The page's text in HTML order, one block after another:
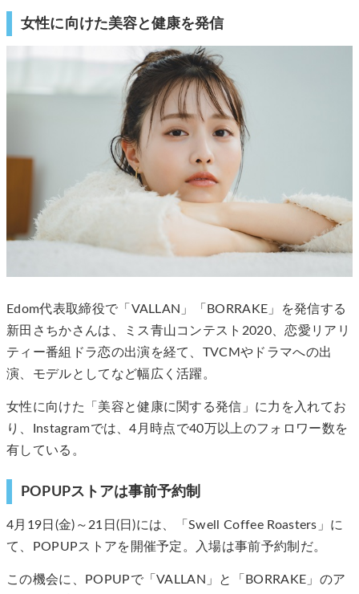
女性に向けた美容と健康を発信
Edom代表取締役で「VALLAN」「BORRAKE」を発信する
新田さちかさんは、ミス青山コンテスト2020、恋愛リアリ
ティー番組ドラ恋の出演を経て、TVCMやドラマへの出
演、モデルとしてなど幅広く活躍。
女性に向けた「美容と健康に関する発信」に力を入れてお
り、Instagramでは、4月時点で40万以上のフォロワー数を
有している。
POPUPストアは事前予約制
4月19日(金)～21日(日)には、「Swell Coffee Roasters」に
て、POPUPストアを開催予定。入場は事前予約制だ。
この機会に、POPUPで「VALLAN」と「BORRAKE」のア